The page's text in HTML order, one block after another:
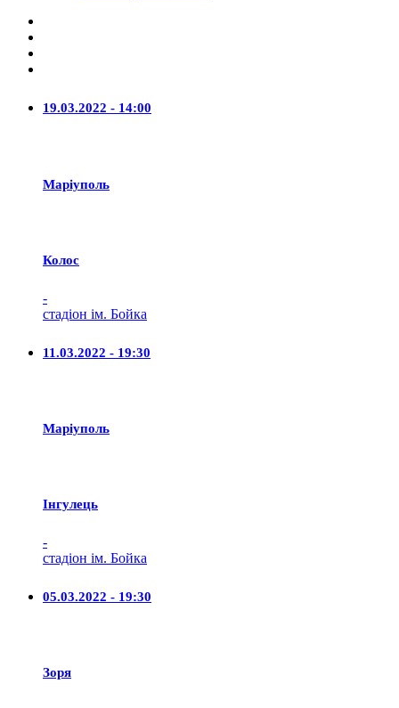
19.03.2022 - 14:00
Маріуполь
Колос
-
стадіон ім. Бойка
11.03.2022 - 19:30
Маріуполь
Iнгулець
-
стадіон ім. Бойка
05.03.2022 - 19:30
Зоря